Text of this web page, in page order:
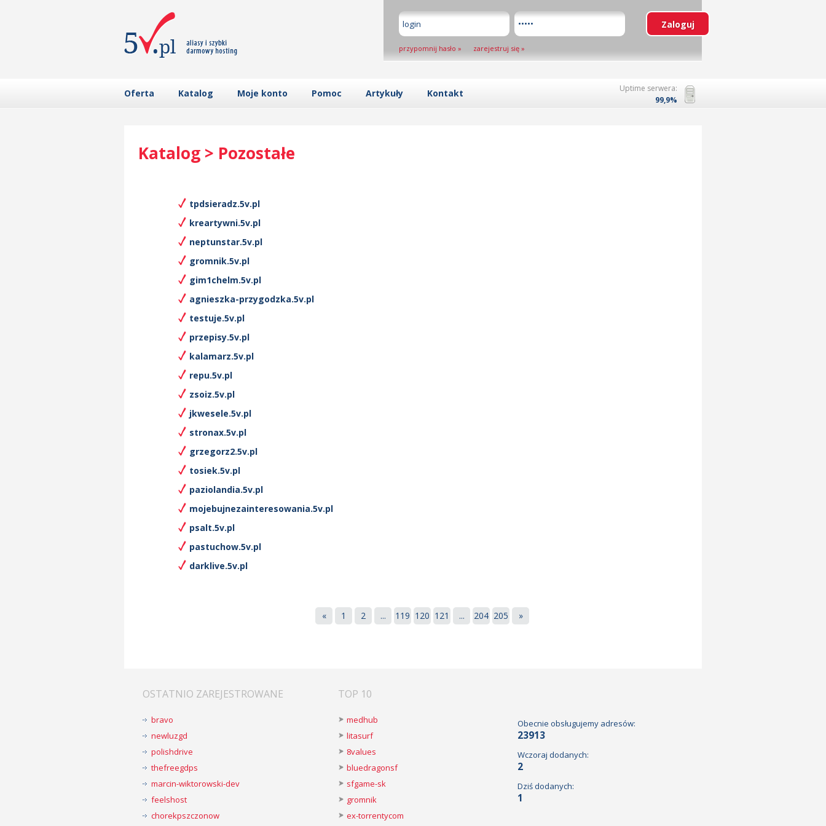
przypomnij hasło » zarejestruj się »
Oferta Katalog Moje konto Pomoc Artykuły Kontakt
Uptime serwera:
99,9%
Katalog > Pozostałe
tpdsieradz.5v.pl
kreartywni.5v.pl
neptunstar.5v.pl
gromnik.5v.pl
gim1chelm.5v.pl
agnieszka-przygodzka.5v.pl
testuje.5v.pl
przepisy.5v.pl
kalamarz.5v.pl
repu.5v.pl
zsoiz.5v.pl
jkwesele.5v.pl
stronax.5v.pl
grzegorz2.5v.pl
tosiek.5v.pl
paziolandia.5v.pl
mojebujnezainteresowania.5v.pl
psalt.5v.pl
pastuchow.5v.pl
darklive.5v.pl
« 1 2 ... 119 120 121 ... 204 205 »
OSTATNIO ZAREJESTROWANE
bravo
newluzgd
polishdrive
thefreegdps
marcin-wiktorowski-dev
feelshost
chorekpszczonow
TOP 10
medhub
litasurf
8values
bluedragonsf
sfgame-sk
gromnik
ex-torrentycom
Obecnie obsługujemy adresów:
23913
Wczoraj dodanych:
2
Dziś dodanych:
1